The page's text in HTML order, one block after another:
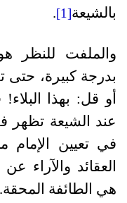
بالشيعة[1]
.
والملفت للنظر
بدرجة كبيرة، حتى
أو قل: بهذا
عند الشيعة تظهر
في تعيين الإمام
العقائد والآراء
هي الطائفة المحقة.